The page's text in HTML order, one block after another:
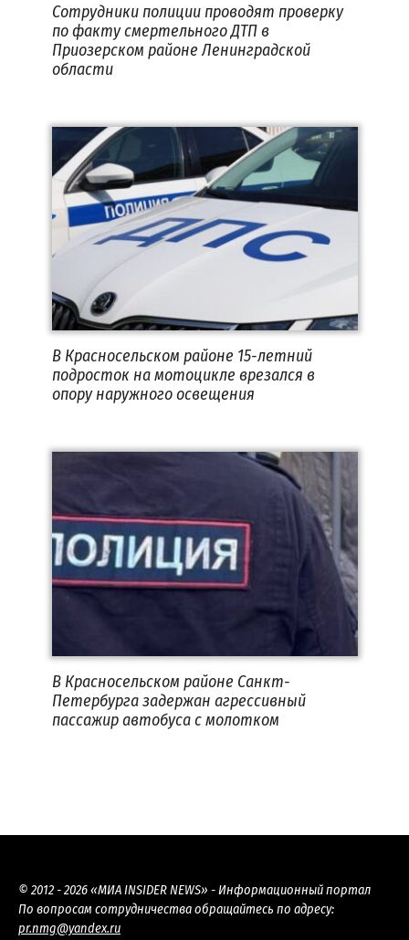
Сотрудники полиции проводят проверку
по факту смертельного ДТП в
Приозерском районе Ленинградской
области
В Красносельском районе 15-летний
подросток на мотоцикле врезался в
опору наружного освещения
В Красносельском районе Санкт-
Петербурга задержан агрессивный
пассажир автобуса с молотком
© 2012 - 2026 «МИА INSIDER NEWS» - Информационный портал
По вопросам сотрудничества обращайтесь по адресу:
pr.nmg@yandex.ru